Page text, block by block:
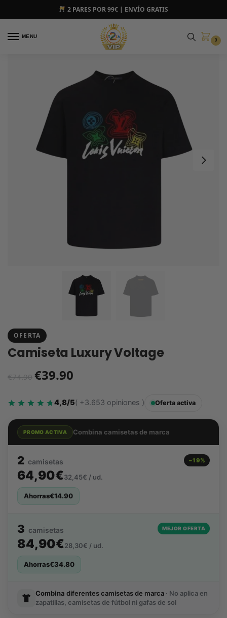
2 PARES POR 99€ | ENVÍO GRATIS
MENU
0
OFERTA
Camiseta Luxury Voltage
€74.90 €39.90
4,8/5( +3.653 opiniones ) Oferta activa
PROMO ACTIVA Combina camisetas de marca
2 camisetas −19%
64,90€32,45€ / ud.
Ahorras€14.90
3 camisetas MEJOR OFERTA
84,90€28,30€ / ud.
Ahorras€34.80
Combina diferentes camisetas de marca · No aplica en
zapatillas, camisetas de fútbol ni gafas de sol